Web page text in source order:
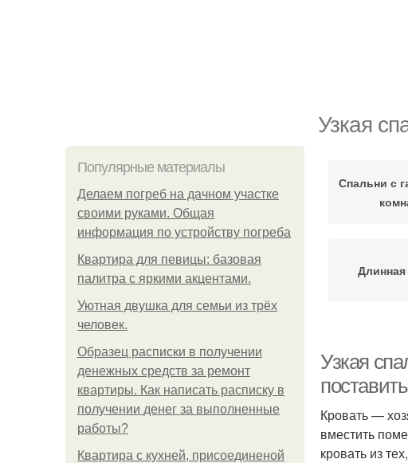
Узкая
Популярные материалы
Делаем погреб на дачном участке
своими руками. Общая
информация по устройству погреба
Квартира для певицы: базовая
палитра с яркими акцентами.
Уютная двушка для семьи из трёх
человек.
Образец расписки в получении
денежных средств за ремонт
квартиры. Как написать расписку в
получении денег за выполненные
работы?
Квартира с кухней, присоединеной
Спальни с
Узкая
Кровать —
вместить
кровать из